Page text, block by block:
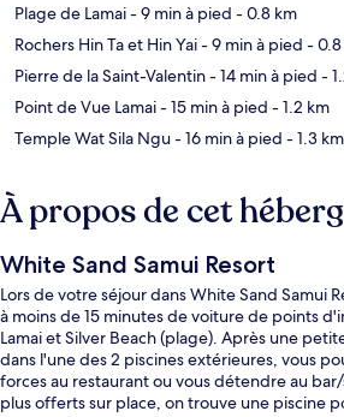
Plage de Lamai- 9 min à pied - 0.8 km
Rochers Hin Ta et Hin Yai- 9 min à pied -
Pierre de la Saint-Valentin- 14 min à pied -
Point de Vue Lamai- 15 min à pied - 1.2 km
Temple Wat Sila Ngu- 16 min à pied - 1.3 km
À propos de cet
White Sand Samui Resort
Lors de votre séjour dans White Sand Samui
à moins de 15 minutes de voiture de points
Lamai et Silver Beach (plage). Après une
dans l'une des 2 piscines extérieures, vous
forces au restaurant ou vous détendre au
plus offerts sur place, on trouve une piscine